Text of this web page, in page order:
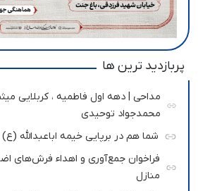
پربازدید ترین ها
مداحی | دهه اول فاطمیه ، کربلایی
محمدجواد توحیدی
شما هم در برپایی خیمه اباعبدالله
فراخوان جمع‌آوری و اهداء فرش‌های
منازل